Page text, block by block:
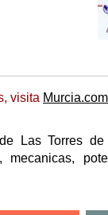
visita
Las Torres de